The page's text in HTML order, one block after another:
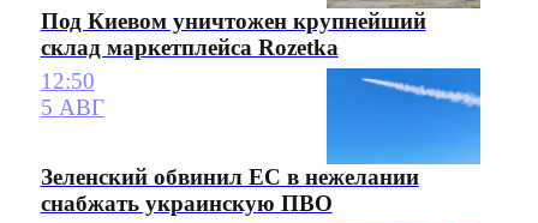
Под Киевом уничтожен крупнейший
склад маркетплейса Rozetka
12:50
5 АВГ
Зеленский обвинил ЕС в нежелании
снабжать украинскую ПВО